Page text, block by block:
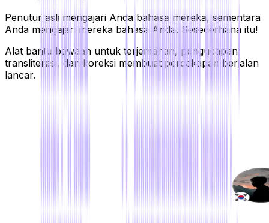
Penutur asli mengajari Anda bahasa mereka, sementara
Anda mengajari mereka bahasa Anda. Sesederhana itu!
Alat bantu bawaan untuk terjemahan, pengucapan,
transliterasi, dan koreksi membuat percakapan berjalan
lancar.